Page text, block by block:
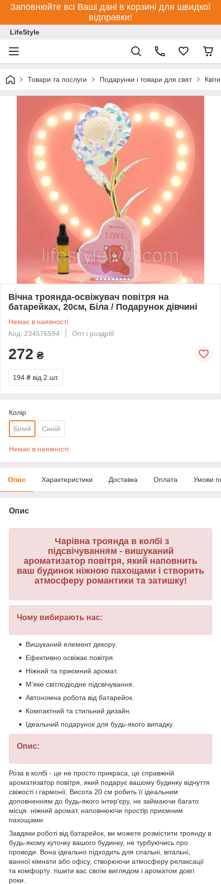
Заповнюйте всі Ваші дані в корзині для швидкої
відправки!
LifeStyle
Товари та послуги Подарунки і товари для свят Квіти
Вічна троянда-освіжувач повітря на
батарейках, 20см, Біла / Подарунок дівчині
Немає в наявності
Код: 234576594
Опт і роздріб
272 ₴
194 ₴ від 2 шт.
Колір
Білий Синій
Немає в наявності
Опис Характеристики Доставка Оплата Умови
Опис
Чарівна троянда в колбі з
підсвічуванням - вишуканий
ароматизатор повітря, який наповнить
ваш будинок ніжною пахощами і створить
атмосферу романтики та затишку!
Чому вибирають нас:
Вишуканий елемент декору.
Ефективно освіжає повітря.
Ніжний та приємний аромат.
М'яке світлодіодне підсвічування.
Автономна робота від батарейок.
Компактний та стильний дизайн.
Ідеальний подарунок для будь-якого випадку.
Опис:
Роза в колбі - це не просто прикраса, це справжній
ароматизатор повітря, який подарує вашому будинку відчуття
свіжості і гармонії. Висота 20 см робить її ідеальним
доповненням до будь-якого інтер'єру, не займаючи багато
місця. ніжний аромат, наповнюючи простір приємним
пахощами.
Завдяки роботі від батарейок, ви можете розмістити троянду в
будь-якому куточку вашого будинку, не турбуючись про
проводи. Вона ідеально підходить для спальні, вітальні,
ванної кімнати або офісу, створюючи атмосферу релаксації
та комфорту. тішити вас своїм виглядом і ароматом довгі
роки.